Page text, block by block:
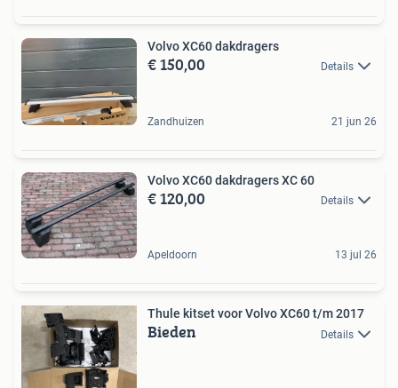
Volvo XC60 dakdragers
€ 150,00 Details
Zandhuizen 21 jun 26
Volvo XC60 dakdragers XC 60
€ 120,00 Details
Apeldoorn 13 jul 26
Thule kitset voor Volvo XC60 t/m 2017
Bieden Details